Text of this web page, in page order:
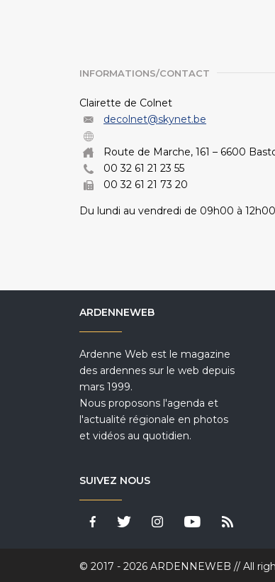
INFORMATIONS/CONTACT
Clairette de Colnet
decolnet@skynet.be
Route de Marche, 161 – 6600
00 32 61 21 23 55
00 32 61 21 73 20
Du lundi au vendredi de 09h00 à
ARDENNEWEB
Ardenne Web est le magazine
des ardennes sur le web depuis
mars 1999.
Nous proposons l'agenda et
l'actualité régionale en photos
et vidéos au quotidien.
SUIVEZ NOUS
© 2017 - 2026 ARDENNEWEB // All